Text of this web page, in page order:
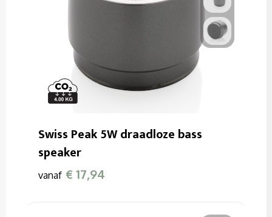
Swiss Peak 5W draadloze bass
speaker
vanaf € 17,94